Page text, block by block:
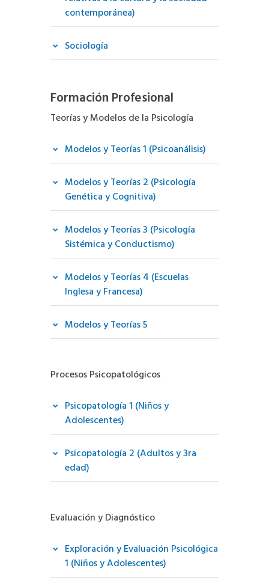
contemporánea)
Sociología
Formación Profesional
Teorías y Modelos de la Psicología
Modelos y Teorías 1 (Psicoanálisis)
Modelos y Teorías 2 (Psicología
Genética y Cognitiva)
Modelos y Teorías 3 (Psicología
Sistémica y Conductismo)
Modelos y Teorías 4 (Escuelas
Inglesa y Francesa)
Modelos y Teorías 5
Procesos Psicopatológicos
Psicopatología 1 (Niños y
Adolescentes)
Psicopatología 2 (Adultos y 3ra
edad)
Evaluación y Diagnóstico
Exploración y Evaluación Psicológica
1 (Niños y Adolescentes)